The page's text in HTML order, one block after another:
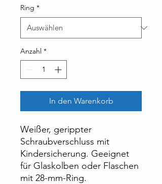
Ring *
Anzahl *
In den Warenkorb
Weißer, gerippter
Schraubverschluss mit
Kindersicherung. Geeignet
für Glaskolben oder Flaschen
mit 28-mm-Ring.